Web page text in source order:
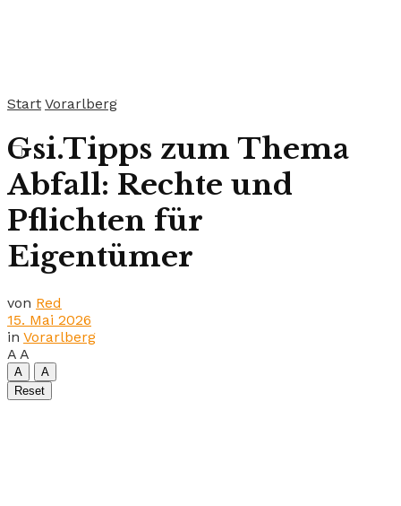
Start Vorarlberg
Gsi.Tipps zum Thema
Abfall: Rechte und
Pflichten für
Eigentümer
von Red
15. Mai 2026
in Vorarlberg
A A
A
A
Reset